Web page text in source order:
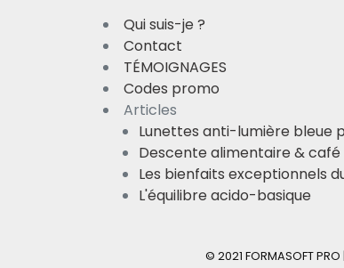
Qui suis-je ?
Contact
TÉMOIGNAGES
Codes promo
Articles
Lunettes anti-lumière bleue
Descente alimentaire & café
Les bienfaits exceptionnels
L'équilibre acido-basique
© 2021 FORMASOFT PRO